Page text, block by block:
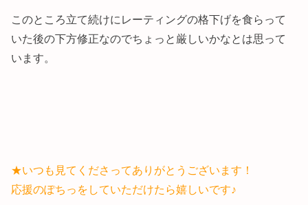
このところ立て続けにレーティングの格下げを食らって
いた後の下方修正なのでちょっと厳しいかなとは思って
います。
★いつも見てくださってありがとうございます！
応援のぽちっをしていただけたら嬉しいです♪